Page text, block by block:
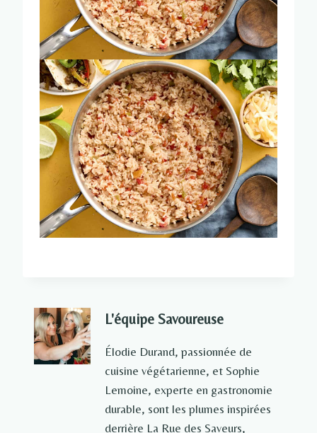
L'équipe Savoureuse
Élodie Durand, passionnée de
cuisine végétarienne, et Sophie
Lemoine, experte en gastronomie
durable, sont les plumes inspirées
derrière La Rue des Saveurs,